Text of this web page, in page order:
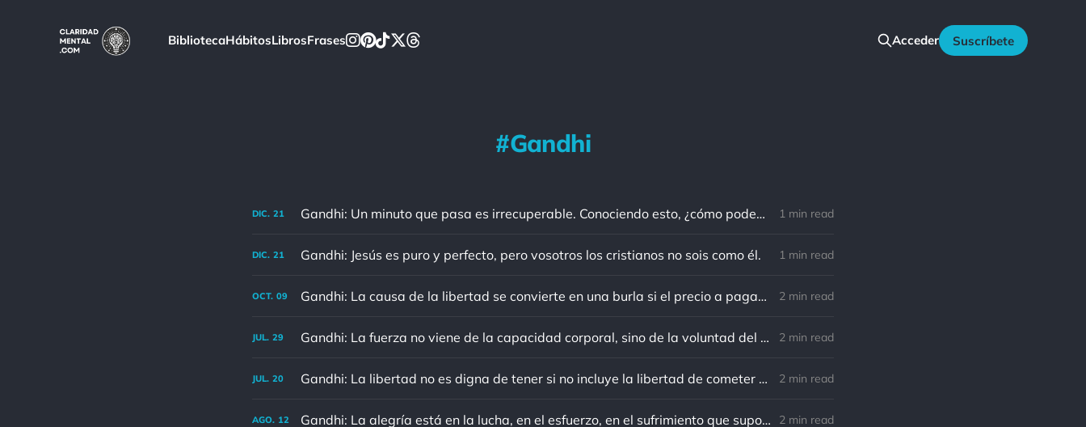
BibliotecaHábitosLibrosFrases Acceder Suscríbete
Gandhi
DIC. 21 Gandhi: Un minuto que pasa es irrecuperable. Conociendo esto, ¿cómo podemos malgastar tantas horas? 1 min read
DIC. 21 Gandhi: Jesús es puro y perfecto, pero vosotros los cristianos no sois como él. 1 min read
OCT. 09 Gandhi: La causa de la libertad se convierte en una burla si el precio a pagar es la destrucción de quienes deberían disfrutar de la libertad. 2 min read
JUL. 29 Gandhi: La fuerza no viene de la capacidad corporal, sino de la voluntad del alma 2 min read
JUL. 20 Gandhi: La libertad no es digna de tener si no incluye la libertad de cometer errores. 2 min read
AGO. 12 Gandhi: La alegría está en la lucha, en el esfuerzo, en el sufrimiento que supone la lucha, y no en la victoria misma. 2 min read